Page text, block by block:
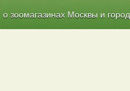
Москвы и